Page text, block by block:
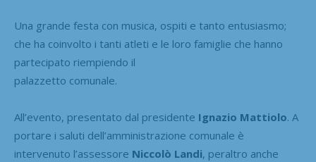
Una grande festa con musica, ospiti e tanto entusiasmo;
che ha coinvolto i tanti atleti e le loro famiglie che hanno
partecipato riempiendo il
palazzetto comunale.
All’evento, presentato dal presidente Ignazio Mattiolo. A
portare i saluti dell’amministrazione comunale è
intervenuto l’assessore Niccolò Landi, peraltro anche